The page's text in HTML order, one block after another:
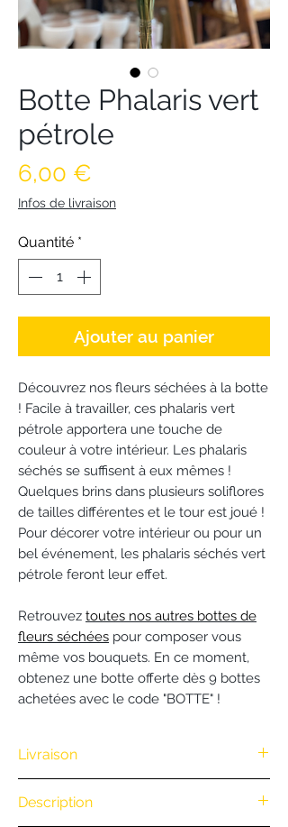
Botte Phalaris vert
pétrole
6,00 €
Infos de livraison
Quantité *
Ajouter au panier
Découvrez nos fleurs séchées à la botte
! Facile à travailler, ces phalaris vert
pétrole apportera une touche de
couleur à votre intérieur. Les phalaris
séchés se suffisent à eux mêmes !
Quelques brins dans plusieurs soliflores
de tailles différentes et le tour est joué !
Pour décorer votre intérieur ou pour un
bel événement, les phalaris séchés vert
pétrole feront leur effet.
Retrouvez toutes nos autres bottes de
fleurs séchées pour composer vous
même vos bouquets. En ce moment,
obtenez une botte offerte dès 9 bottes
achetées avec le code "BOTTE" !
Livraison
100€ d'achat. (Exclusivité Web non
Description